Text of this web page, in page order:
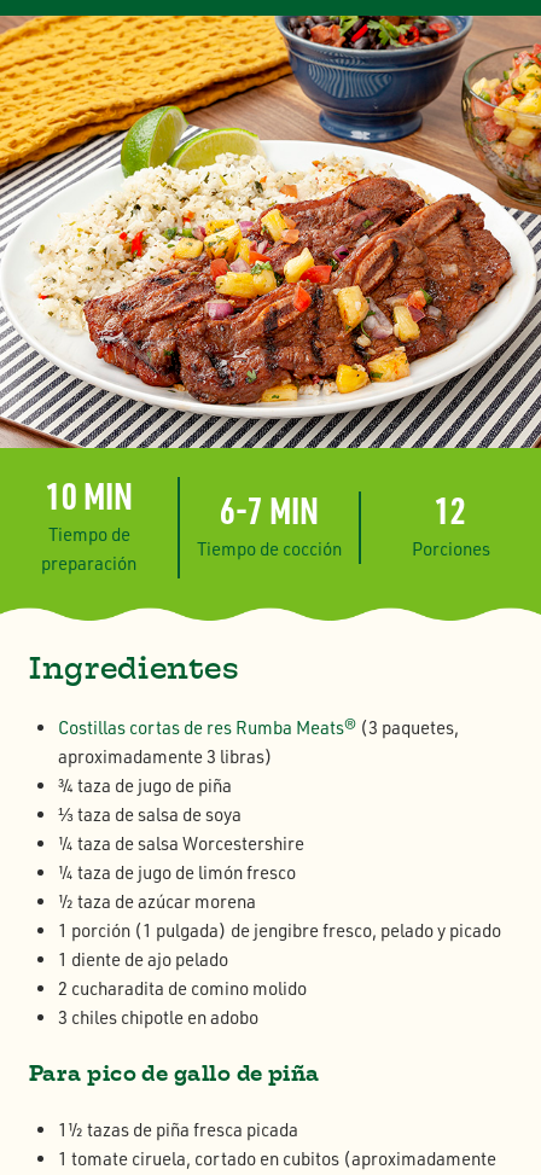
10 MIN
Tiempo de
preparación
6-7 MIN
Tiempo de cocción
12
Porciones
Ingredientes
Costillas cortas de res Rumba Meats® (3 paquetes,
aproximadamente 3 libras)
¾ taza de jugo de piña
⅓ taza de salsa de soya
¼ taza de salsa Worcestershire
¼ taza de jugo de limón fresco
½ taza de azúcar morena
1 porción (1 pulgada) de jengibre fresco, pelado y picado
1 diente de ajo pelado
2 cucharadita de comino molido
3 chiles chipotle en adobo
Para pico de gallo de piña
1½ tazas de piña fresca picada
1 tomate ciruela, cortado en cubitos (aproximadamente